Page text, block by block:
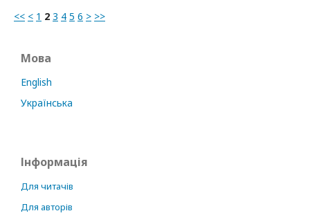
<< < 1 2 3 4 5 6 > >>
Мова
English
Українська
Інформація
Для читачів
Для авторів